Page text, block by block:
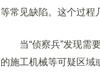
等常见缺陷。这个过程
当“侦察兵”发现需要
的施工机械等可疑区域